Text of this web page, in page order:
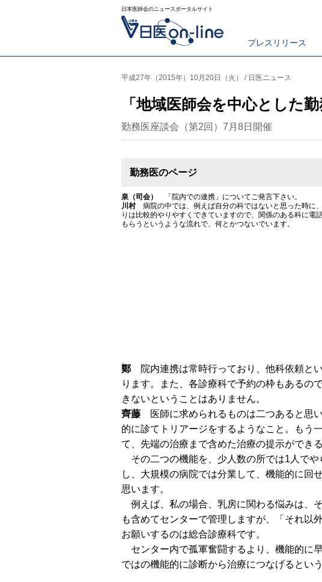
日本医師会のニュースポータルサイト
プレスリリース
平成27年（2015年）10月20日（火） / 日医ニュース
「地域医師会を中心とした
勤務医座談会（第2回）7月8日開催
勤務医のページ
泉（司会）
「院内での連携」についてご発言下さい。
川村病院の中では、例えば自分の科ではないと思った時に
りは比較的やりやすくできていますので、関係のある科に電
もらうというような流れで、何とかつないでいます。
鄭 院内連携は常時行っており、他科依頼と
ります。また、各診療科で予約の枠もあるの
きないということはありません。
齊藤 医師に求められるものは二つあると思
的に診てトリアージをするようなこと。もう
て、先端の治療まで含めた治療の提示ができる
その二つの機能を、少人数の所では1人でや
し、大規模の病院では分業して、機能的に回
思います。
例えば、私の場合、乳房に関わる悩みは、
も含めてセンターで管理しますが、「それ以
お願いするのは総合診療科です。
センター内で孤軍奮闘するより、機能的に
ではの機能的に診断から治療につなげるとい